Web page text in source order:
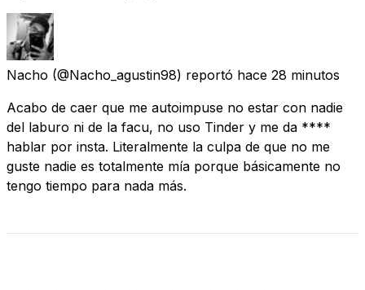
Nacho (@Nacho_agustin98) reportó hace 28 minutos
Acabo de caer que me autoimpuse no estar con nadie
del laburo ni de la facu, no uso Tinder y me da ****
hablar por insta. Literalmente la culpa de que no me
guste nadie es totalmente mía porque básicamente no
tengo tiempo para nada más.